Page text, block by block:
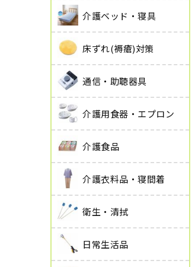
介護ベッド・寝具
床ずれ(褥瘡)対策
通信・助聴器具
介護用食器・エプロン
介護食品
介護衣料品・寝間着
衛生・清拭
日常生活品